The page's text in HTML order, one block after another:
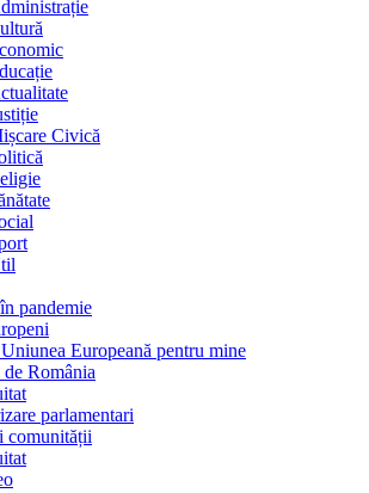
Civică
pandemie
Europeană pentru mine
România
parlamentari
comunității